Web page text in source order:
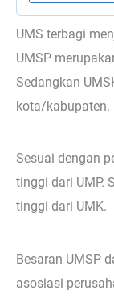
UMS terbagi
UMSP
Sedangkan
kota/kabupaten.
Sesuai dengan
tinggi dari UMP.
tinggi dari UMK.
Besaran UMSP
asosiasi